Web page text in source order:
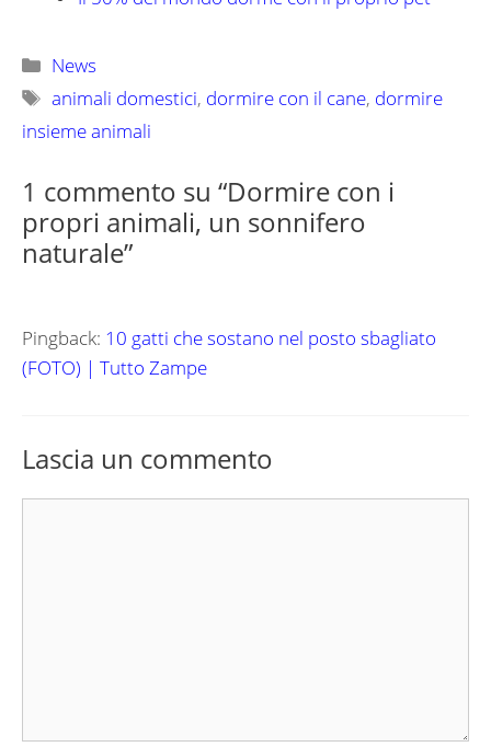
Categorie
News
Tag
animali domestici, dormire con il cane, dormire
insieme animali
1 commento su “Dormire con i
propri animali, un sonnifero
naturale”
Pingback: 10 gatti che sostano nel posto sbagliato
(FOTO) | Tutto Zampe
Lascia un commento